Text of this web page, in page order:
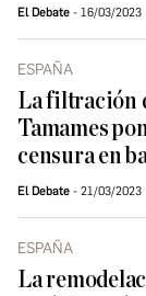
El Debate 16/03/2023
ESPAÑA
La filtración
Tamames
censura en
El Debate 21/03/2023
ESPAÑA
La